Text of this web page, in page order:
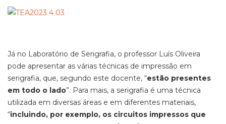
Já no Laboratório de Serigrafia, o professor Luís Oliveira
pode apresentar as várias técnicas de impressão em
serigrafia, que, segundo este docente, “estão presentes
em todo o lado”. Para mais, a serigrafia é uma técnica
utilizada em diversas áreas e em diferentes materiais,
“incluindo, por exemplo, os circuitos impressos que